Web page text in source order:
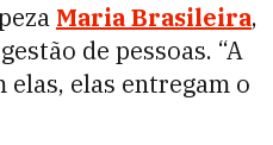
Maria Brasileira,
de pessoas. “A
elas, elas entregam o